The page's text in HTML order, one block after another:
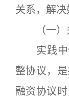
关系，解决
（一）关
实践中
整协议，
融资协议